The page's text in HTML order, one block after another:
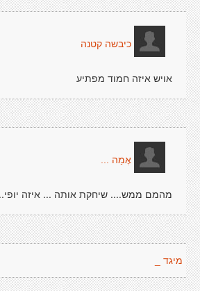
כיבשה קטנה
אויש איזה חמוד מפתיע
אֶמַה ...
מהמם ממש.... שיחקת אותה ... איזה
מיגד _